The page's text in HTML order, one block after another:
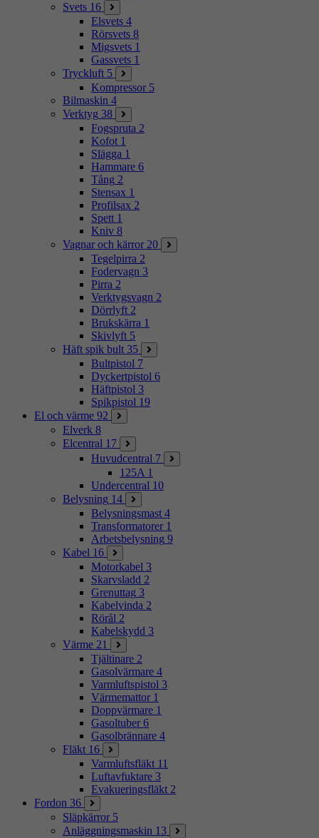
Svets 16
Elsvets 4
Rörsvets 8
Migsvets 1
Gassvets 1
Tryckluft 5
Kompressor 5
Bilmaskin 4
Verktyg 38
Fogspruta 2
Kofot 1
Slägga 1
Hammare 6
Tång 2
Stensax 1
Profilsax 2
Spett 1
Kniv 8
Vagnar och kärror 20
Tegelpirra 2
Fodervagn 3
Pirra 2
Verktygsvagn 2
Dörrlyft 2
Brukskärra 1
Skivlyft 5
Häft spik bult 35
Bultpistol 7
Dyckertpistol 6
Häftpistol 3
Spikpistol 19
El och värme 92
Elverk 8
Elcentral 17
Huvudcentral 7
125A 1
Undercentral 10
Belysning 14
Belysningsmast 4
Transformatorer 1
Arbetsbelysning 9
Kabel 16
Motorkabel 3
Skarvsladd 2
Grenuttag 3
Kabelvinda 2
Rörål 2
Kabelskydd 3
Värme 21
Tjältinare 2
Gasolvärmare 4
Varmluftspistol 3
Värmemattor 1
Doppvärmare 1
Gasoltuber 6
Gasolbrännare 4
Fläkt 16
Varmluftsfläkt 11
Luftavfuktare 3
Evakueringsfläkt 2
Fordon 36
Släpkärror 5
Anläggningsmaskin 13